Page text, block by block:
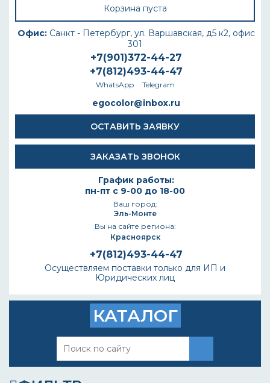
Корзина пуста
Офис: Санкт - Петербург, ул. Варшавская, д5 к2, офис
301
+7(901)372-44-27
+7(812)493-44-47
WhatsApp Telegram
egocolor@inbox.ru
ОСТАВИТЬ ЗАЯВКУ
ЗАКАЗАТЬ ЗВОНОК
График работы:
пн-пт с 9-00 до 18-00
Ваш город:
Эль-Монте
Вы на сайте региона:
Красноярск
+7(812)493-44-47
Осуществляем поставки только для ИП и
Юридических лиц
КАТАЛОГ